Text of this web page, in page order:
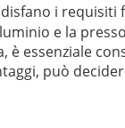
i requisiti
e la
è essenziale
può